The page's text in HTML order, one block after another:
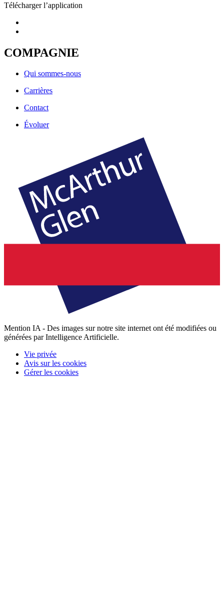
Télécharger l’application
COMPAGNIE
Qui sommes-nous
Carrières
Contact
Évoluer
Mention IA - Des images sur notre site internet ont été modifiées ou
générées par Intelligence Artificielle.
Vie privée
Avis sur les cookies
Gérer les cookies